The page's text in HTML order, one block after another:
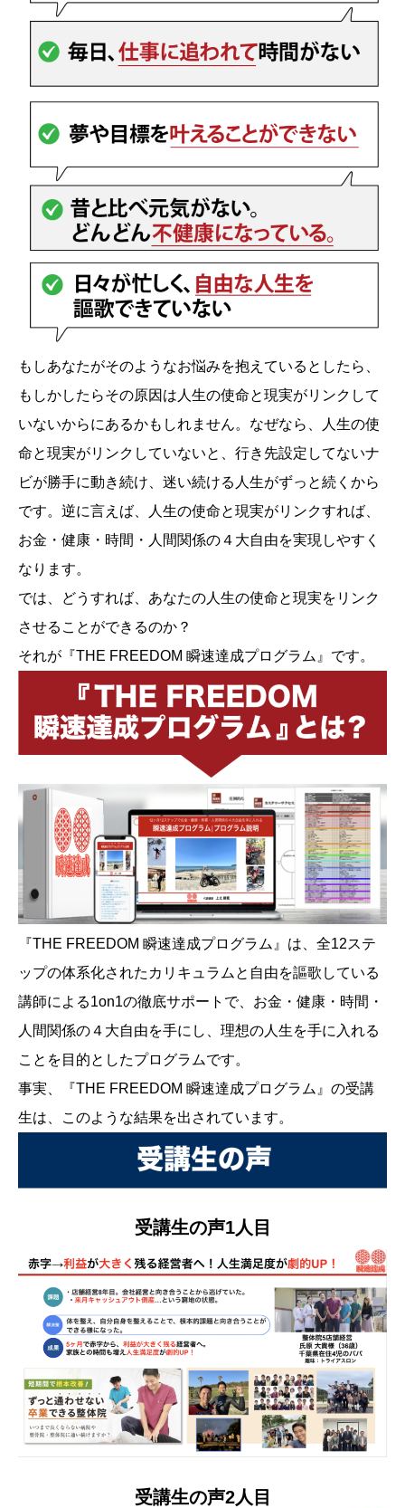
もしあなたがそのようなお悩みを抱えているとしたら、
もしかしたらその原因は人生の使命と現実がリンクして
いないからにあるかもしれません。なぜなら、人生の使
命と現実がリンクしていないと、行き先設定してないナ
ビが勝手に動き続け、迷い続ける人生がずっと続くから
です。逆に言えば、人生の使命と現実がリンクすれば、
お金・健康・時間・人間関係の４大自由を実現しやすく
なります。
では、どうすれば、あなたの人生の使命と現実をリンク
させることができるのか？
それが『THE FREEDOM 瞬速達成プログラム』です。
『THE FREEDOM 瞬速達成プログラム』は、全12ステ
ップの体系化されたカリキュラムと自由を謳歌している
講師による1on1の徹底サポートで、お金・健康・時間・
人間関係の４大自由を手にし、理想の人生を手に入れる
ことを目的としたプログラムです。
事実、『THE FREEDOM 瞬速達成プログラム』の受講
生は、このような結果を出されています。
受講生の声1人目
受講生の声2人目